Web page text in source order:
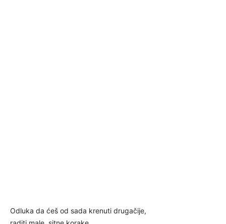
Odluka da ćeš od sada krenuti drugačije,